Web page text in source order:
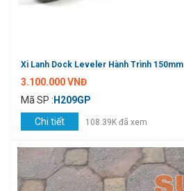
Xi Lanh Dock Leveler Hành Trình 150mm
3.100.000 VNĐ
Mã SP : H209GP
Chi tiết
108.39K đã xem